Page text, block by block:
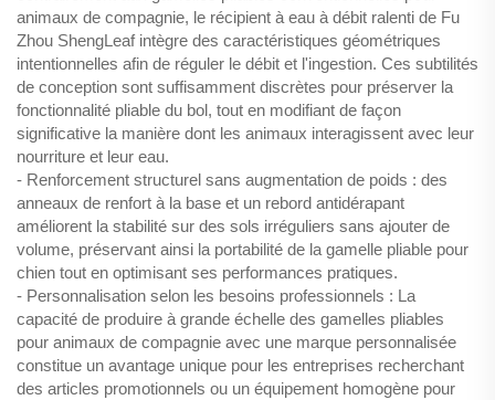
animaux de compagnie, le récipient à eau à débit ralenti de Fu
Zhou ShengLeaf intègre des caractéristiques géométriques
intentionnelles afin de réguler le débit et l'ingestion. Ces subtilités
de conception sont suffisamment discrètes pour préserver la
fonctionnalité pliable du bol, tout en modifiant de façon
significative la manière dont les animaux interagissent avec leur
nourriture et leur eau.
- Renforcement structurel sans augmentation de poids : des
anneaux de renfort à la base et un rebord antidérapant
améliorent la stabilité sur des sols irréguliers sans ajouter de
volume, préservant ainsi la portabilité de la gamelle pliable pour
chien tout en optimisant ses performances pratiques.
- Personnalisation selon les besoins professionnels : La
capacité de produire à grande échelle des gamelles pliables
pour animaux de compagnie avec une marque personnalisée
constitue un avantage unique pour les entreprises recherchant
des articles promotionnels ou un équipement homogène pour